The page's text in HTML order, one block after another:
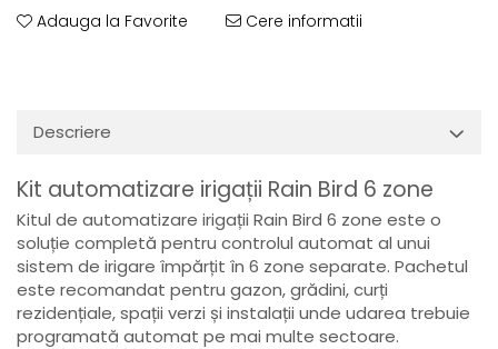
Adauga la Favorite Cere informatii
Descriere
Kit automatizare irigații Rain Bird 6 zone
Kitul de automatizare irigații Rain Bird 6 zone este o
soluție completă pentru controlul automat al unui
sistem de irigare împărțit în 6 zone separate. Pachetul
este recomandat pentru gazon, grădini, curți
rezidențiale, spații verzi și instalații unde udarea trebuie
programată automat pe mai multe sectoare.